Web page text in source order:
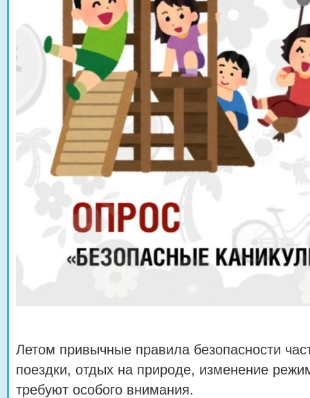
Летом привычные правила безопасности
поездки, отдых на природе, изменение
требуют особого внимания.